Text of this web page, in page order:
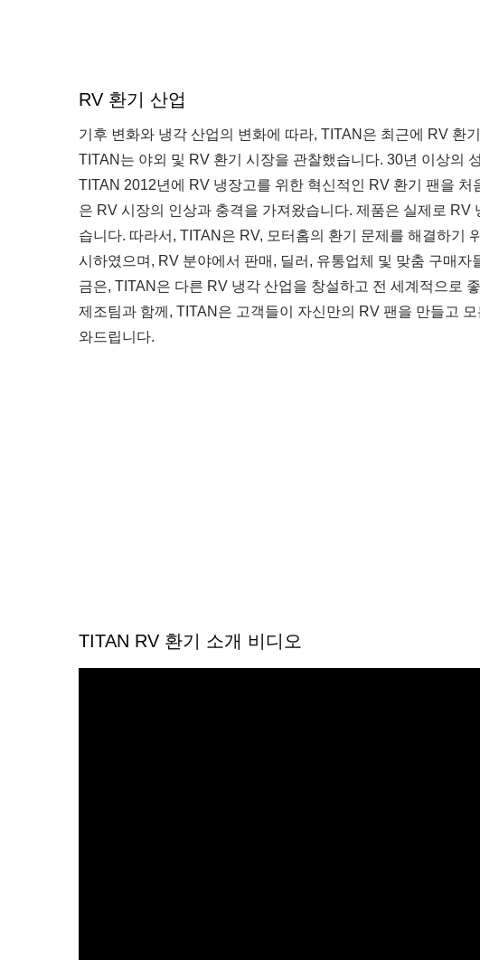
RV 환기 산업
기후 변화와 냉각 산업의 변화에 따라, TITAN은 최근에 RV 환
TITAN는 야외 및 RV 환기 시장을 관찰했습니다. 30년 이상의
TITAN 2012년에 RV 냉장고를 위한 혁신적인 RV 환기 팬을 처
은 RV 시장의 인상과 충격을 가져왔습니다. 제품은 실제로 RV
습니다. 따라서, TITAN은 RV, 모터홈의 환기 문제를 해결하기
시하였으며, RV 분야에서 판매, 딜러, 유통업체 및 맞춤 구매자
금은, TITAN은 다른 RV 냉각 산업을 창설하고 전 세계적으로
제조팀과 함께, TITAN은 고객들이 자신만의 RV 팬을 만들고
와드립니다.
TITAN RV 환기 소개 비디오